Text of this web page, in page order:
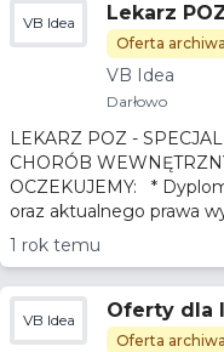
VB Idea Lekarz
Oferta
VB Idea
Darłowo
LEKARZ POZ -
CHORÓB
OCZEKUJEMY: * Dyplomu ukończenia studiów medycznych
oraz aktualnego prawa
1 rok temu
VB Idea
Oferty dla
- Białogard
Oferta